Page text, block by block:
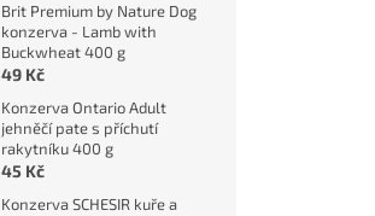
Brit Premium by Nature Dog
konzerva - Lamb with
Buckwheat 400 g
49 Kč
Konzerva Ontario Adult
jehněčí pate s příchutí
rakytníku 400 g
45 Kč
Konzerva SCHESIR kuře a